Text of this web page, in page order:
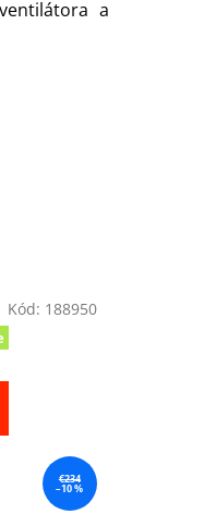
a
€234
–10 %
Kód: 188950